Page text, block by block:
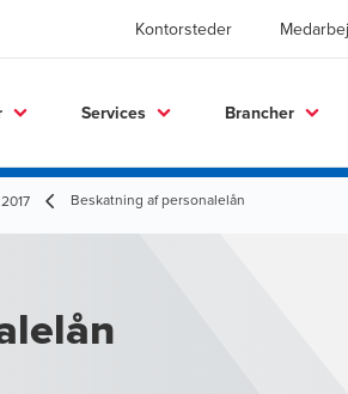
Kontorsteder
Services Brancher
Beskatning af personalelån